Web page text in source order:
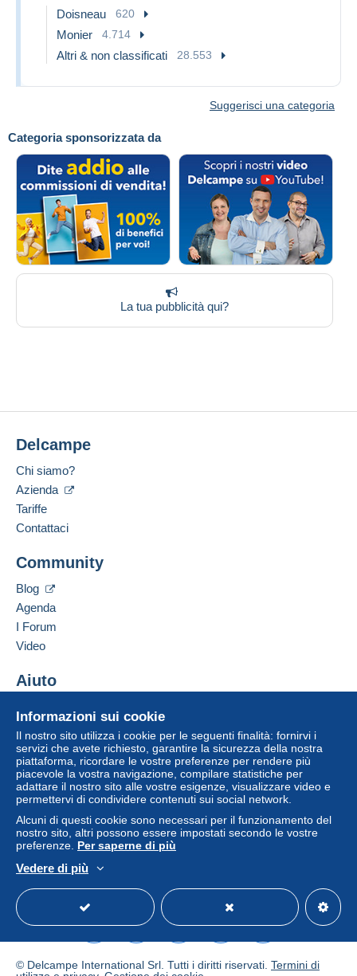
Categoria sponsorizzata da
La tua pubblicità qui?
Doisneau 620
Monier 4.714
Altri & non classificati 28.553
Suggerisci una categoria
Informazioni sui cookie
Il nostro sito utilizza i cookie per le seguenti finalità: fornirvi i
servizi che avete richiesto, garantire la sicurezza della nostra
piattaforma, ricordare le vostre preferenze per rendere più
piacevole la vostra navigazione, compilare statistiche per
adattare il nostro sito alle vostre esigenze, visualizzare video e
permettervi di condividere contenuti sui social network.
Alcuni di questi cookie sono necessari per il funzionamento del
nostro sito, altri possono essere impostati secondo le vostre
preferenze. Per saperne di più
Vedere di più
Delcampe
Chi siamo?
Azienda
Tariffe
Contattaci
Community
Blog
Agenda
I Forum
Video
Aiuto
Acquistare su Delcampe
Vendere su Delcampe
Un sito sicuro
© Delcampe International Srl. Tutti i diritti riservati. Termini di